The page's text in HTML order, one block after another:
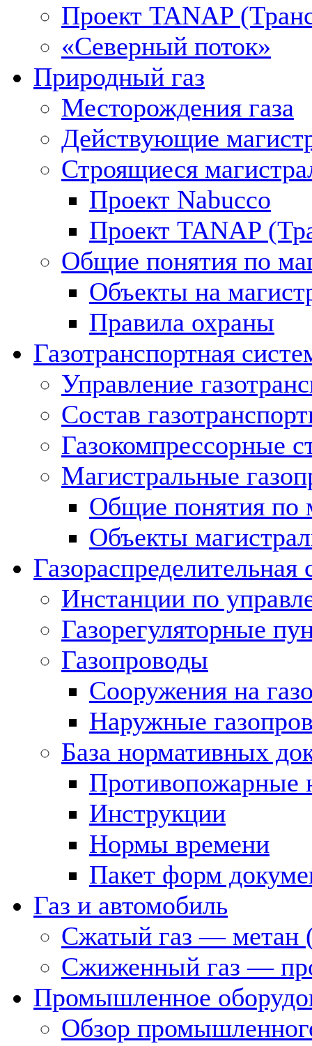
Проект TANAP
«Северный поток»
Природный газ
Месторождения газа
Действующие
Строящиеся
Проект Nabucco
Проект TANAP
Общие понятия по
Объекты на
Правила охраны
Газотранспортная
Управление
Состав
Газокомпрессорные
Магистральные
Общие понятия по
Объекты
Газораспределительная
Инстанции по
Газорегуляторные
Газопроводы
Сооружения на
Наружные
База нормативных
Противопожарные
Инструкции
Нормы времени
Пакет форм
Газ и автомобиль
Сжатый газ — метан
Сжиженный газ —
Промышленное
Обзор